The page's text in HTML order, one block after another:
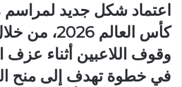
اعتماد شكل جديد لمراسم
كأس العالم
وقوف اللاعبين أثناء عزف
في خطوة تهدف إلى منح